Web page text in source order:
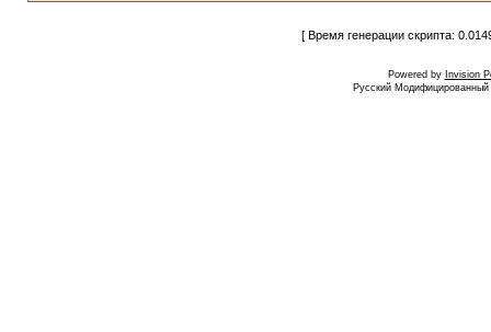
[ Время генерации скрипта:
Powered by Invision
Русский